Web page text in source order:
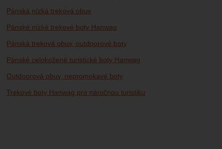
Pánská nízká treková obuv
Pánské nízké trekové boty Hanwag
Pánská treková obuv, outdoorové boty
Pánské celokožené turistické boty Hanwag
Outdoorová obuv, nepromokavé boty
Trekové boty Hanwag pro náročnou turistiku